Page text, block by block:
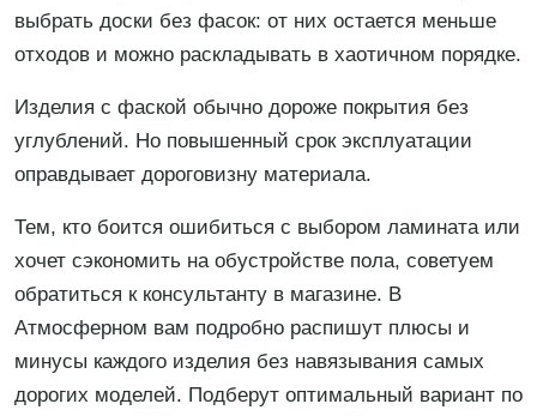
выбрать доски без фасок: от них остается меньше
отходов и можно раскладывать в хаотичном порядке.
Изделия с фаской обычно дороже покрытия без
углублений. Но повышенный срок эксплуатации
оправдывает дороговизну материала.
Тем, кто боится ошибиться с выбором ламината или
хочет сэкономить на обустройстве пола, советуем
обратиться к консультанту в магазине. В
Атмосферном вам подробно распишут плюсы и
минусы каждого изделия без навязывания самых
дорогих моделей. Подберут оптимальный вариант по